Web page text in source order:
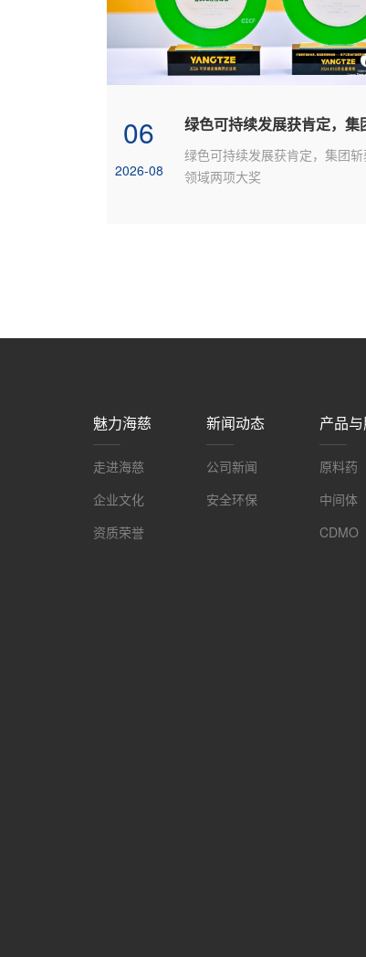
06
2026-08
绿色可持续发展获肯定，集团斩
领域两项大奖
魅力海慈
走进海慈
企业文化
资质荣誉
新闻动态
公司新闻
安全环保
产品
原料药
中间体
CDMO